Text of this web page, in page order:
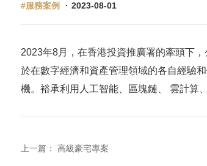
#服務案例 · 2023-08-01
2023年8月，在香港投資推廣署的牽頭下
於在數字經濟和資產管理領域的各自經驗
機。裕承利用人工智能、區塊鏈、 雲計算
上一篇： 高級豪宅專案